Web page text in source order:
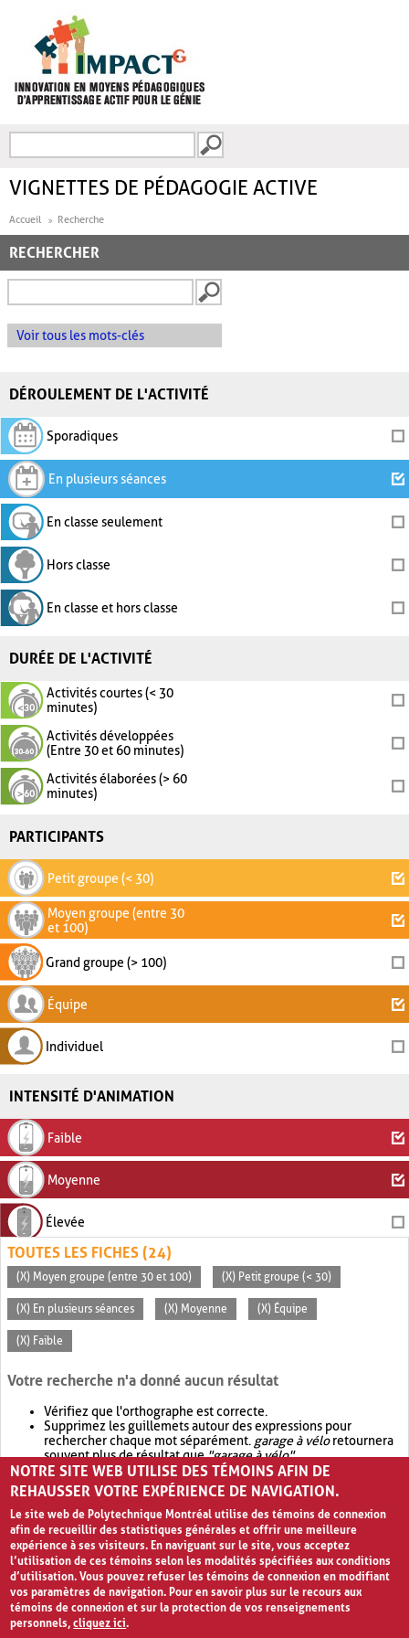
FORMULAIRE DE
VIGNETTES DE PÉDAGOGIE ACTIVE
Accueil Recherche
RECHERCHER
Voir tous les mots-clés
DÉROULEMENT DE L'ACTIVITÉ
Sporadiques
En plusieurs séances
En classe seulement
Hors classe
En classe et hors classe
DURÉE DE L'ACTIVITÉ
Activités courtes (< 30
minutes)
Activités développées
(Entre 30 et 60 minutes)
Activités élaborées (> 60
minutes)
PARTICIPANTS
Petit groupe (< 30)
Moyen groupe (entre 30
et 100)
Grand groupe (> 100)
Équipe
Individuel
INTENSITÉ D'ANIMATION
Faible
Moyenne
Élevée
TOUTES LES FICHES (24)
(X) Moyen groupe (entre 30 et 100) (X) Petit groupe (< 30)
(X) En plusieurs séances (X) Moyenne (X) Équipe
(X) Faible
Votre recherche n'a donné aucun résultat
Vérifiez que l'orthographe est correcte.
Supprimez les guillemets autour des expressions pour
rechercher chaque mot séparément. garage à véloretournera
souvent plus de résultat que"garage à vélo".
Envisagez d'élargir votre recherche avec OR.garage OR vélo
retournera souvent plus de résultat quegarage à vélo
NOTRE SITE WEB UTILISE DES TÉMOINS AFIN DE
REHAUSSER VOTRE EXPÉRIENCE DE NAVIGATION.
Le site web de Polytechnique Montréal utilise des témoins de connexion
afin de recueillir des statistiques générales et offrir une meilleure
expérience à ses visiteurs. En naviguant sur le site, vous acceptez
l’utilisation de ces témoins selon les modalités spécifiées aux conditions
d’utilisation. Vous pouvez refuser les témoins de connexion en modifiant
vos paramètres de navigation. Pour en savoir plus sur le recours aux
témoins de connexion et sur la protection de vos renseignements
personnels,cliquez ici.